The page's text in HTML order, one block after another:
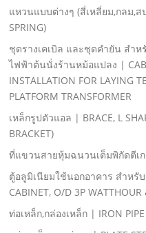
แหวนแบบต่างๆ (สี่เหลี่ยม,กลม,สป
SPRING)
ชุดรางเคเบิล และชุดคํายัน สํา
ไฟฟ้าต้นนั่งร้านหม้อแปลง |
INSTALLATION FOR LAYING
PLATFORM TRANSFORMER
เหล็กรูปตัวแอล | BRACE, L
BRACKET)
ที่แขวนสายหุ้มฉนวนเต็มพิกัดตีเก
ตู้อลูมิเนียมใช้นอกอาคาร สําหรั
CABINET, O/D 3P WATTHOUR
ท่อเหล็ก,กล่องเหล็ก | IRON PIPE